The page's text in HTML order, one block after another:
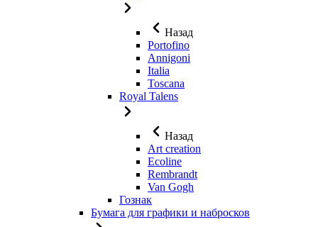
Назад
Portofino
Annigoni
Italia
Toscana
Royal Talens
Назад
Art creation
Ecoline
Rembrandt
Van Gogh
Гознак
Бумага для графики и набросков